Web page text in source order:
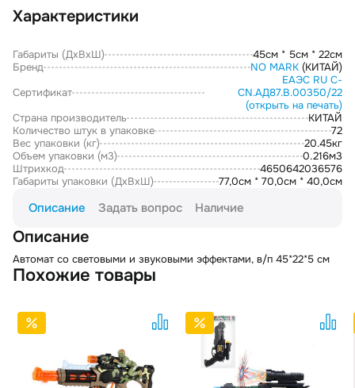
Характеристики
Габариты (ДxВxШ)
45см * 5см * 22см
Бренд
NO MARK (КИТАЙ)
Сертификат
ЕАЭС RU С-
CN.АД87.В.00350/22
(открыть на печать)
Страна производитель
КИТАЙ
Количество штук в упаковке
72
Вес упаковки (кг)
20.45кг
Объем упаковки (м3)
0.216м3
Штрихкод
4650642036576
Габариты упаковки (ДxВxШ)
77,0см * 70,0см * 40,0см
Описание Задать вопрос Наличие
Описание
Автомат со световыми и звуковыми эффектами, в/п 45*22*5 см
Похожие товары